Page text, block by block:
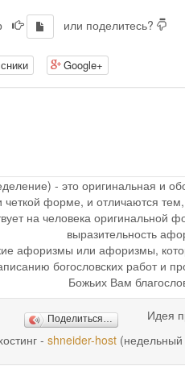
или поделитесь?
Google+
- это оригинальная и
четкой форме, и отличаются
на человека
выразительность
афоризмы или афоризмы,
богословских работ и
Божьих Вам
Поделиться… Идея
- shneider-host (недельный